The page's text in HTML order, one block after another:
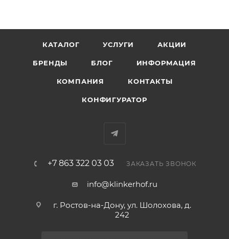
КАТАЛОГ УСЛУГИ АКЦИИ
БРЕНДЫ БЛОГ ИНФОРМАЦИЯ
КОМПАНИЯ КОНТАКТЫ
КОНФИГУРАТОР
+7 863 322 03 03 ЗАКАЗАТЬ ЗВОНОК
info@klinkerhof.ru
г. Ростов-на-Дону, ул. Шолохова, д.
242